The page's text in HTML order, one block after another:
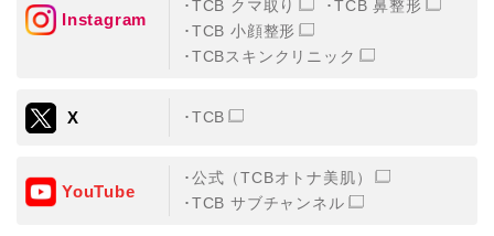
①共同して利用される情報
②共同して利用する者の範囲
③共同利用する者の利用目的
Instagram
TCB クマ取り
TCB 鼻整形
TCB 小顔整形
TCBスキンクリニック
X TCB
YouTube
公式（TCBオトナ美肌）
TCB サブチャンネル